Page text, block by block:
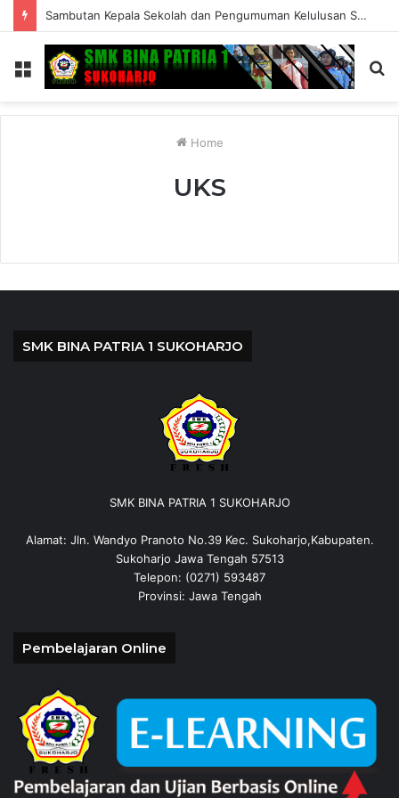
Sambutan Kepala Sekolah dan Pengumuman Kelulusan SMK Bina Patria 1 Sukoharjo Tahun Ajaran 2025/2026
Menu
Home
UKS
SMK BINA PATRIA 1 SUKOHARJO
SMK BINA PATRIA 1 SUKOHARJO
Alamat: Jln. Wandyo Pranoto No.39 Kec. Sukoharjo,Kabupaten.
Sukoharjo Jawa Tengah 57513
Telepon: (0271) 593487
Provinsi: Jawa Tengah
Pembelajaran Online